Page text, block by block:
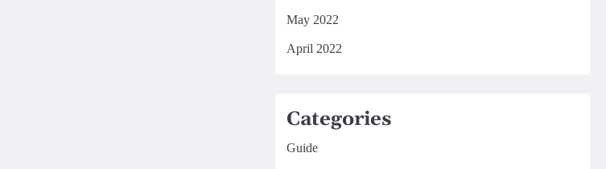
May 2022
April 2022
Categories
Guide